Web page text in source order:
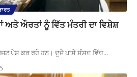
ਅਤੇ ਔਰਤਾਂ ਨੂੰ ਵਿੱਤ ਮੰਤਰੀ ਦਾ ਵਿਸ਼ੇਸ਼
ਪੇਸ਼ ਕਰ ਰਹੇ ਹਨ। ਦੂਜੇ ਪਾਸੇ ਸੰਸਦ ਵਿੱਚ…